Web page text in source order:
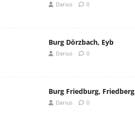
Darius 0
Burg Dörzbach, Eyb
Darius 0
Burg Friedburg, Friedberg
Darius 0